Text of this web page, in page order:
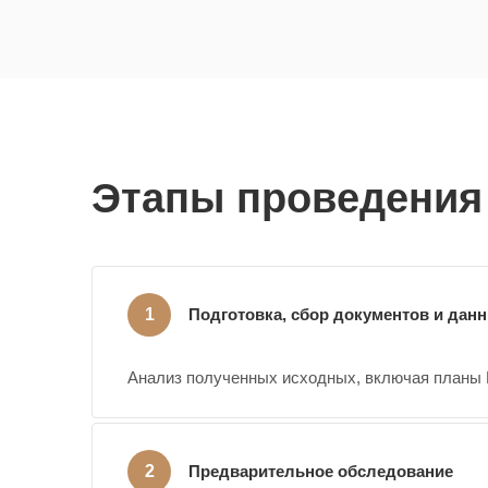
Этапы
Подготовка, сбор документов и
Анализ полученных исходных, включая
Предварительное обследование